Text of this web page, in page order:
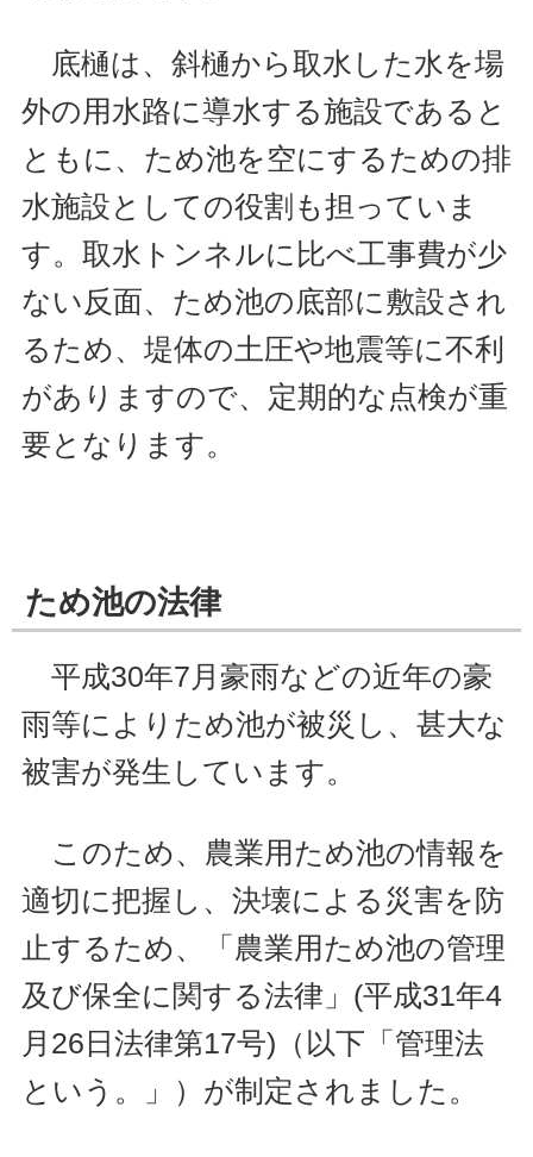
底樋は、斜樋から取水した水を場
外の用水路に導水する施設であると
ともに、ため池を空にするための排
水施設としての役割も担っていま
す。取水トンネルに比べ工事費が少
ない反面、ため池の底部に敷設され
るため、堤体の土圧や地震等に不利
がありますので、定期的な点検が重
要となります。
ため池の法律
平成30年7月豪雨などの近年の豪
雨等によりため池が被災し、甚大な
被害が発生しています。
このため、農業用ため池の情報を
適切に把握し、決壊による災害を防
止するため、「農業用ため池の管理
及び保全に関する法律」(平成31年4
月26日法律第17号)（以下「管理法
という。」）が制定されました。